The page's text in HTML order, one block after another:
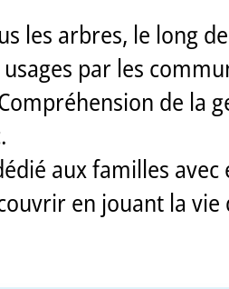
les arbres, le long
par les
de la
aux familles
en jouant la